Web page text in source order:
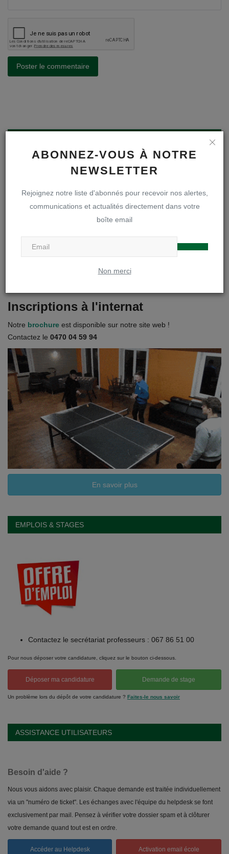
ABONNEZ-VOUS À NOTRE
NEWSLETTER
Rejoignez notre liste d'abonnés pour recevoir nos alertes,
communications et actualités directement dans votre
boîte email
Non merci
Poster le commentaire
Inscriptions en première secondaire
Infos inscriptions
Inscriptions à l'internat
Notre brochure est disponible sur notre site web !
Contactez le 0470 04 59 94
En savoir plus
EMPLOIS & STAGES
Contactez le secrétariat professeurs : 067 86 51 00
Pour nous déposer votre candidature, cliquez sur le bouton ci-dessous.
Déposer ma candidature Demande de stage
Un problème lors du dépôt de votre candidature ? Faites-le nous savoir
ASSISTANCE UTILISATEURS
Besoin d'aide ?
Nous vous aidons avec plaisir. Chaque demande est traitée individuellement
via un "numéro de ticket". Les échanges avec l'équipe du helpdesk se font
exclusivement par mail. Pensez à vérifier votre dossier spam et à clôturer
votre demande quand tout est en ordre.
Accéder au Helpdesk Activation email école